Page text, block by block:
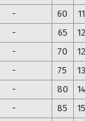
- 60
- 65
- 70
- 75
- 80
- 85